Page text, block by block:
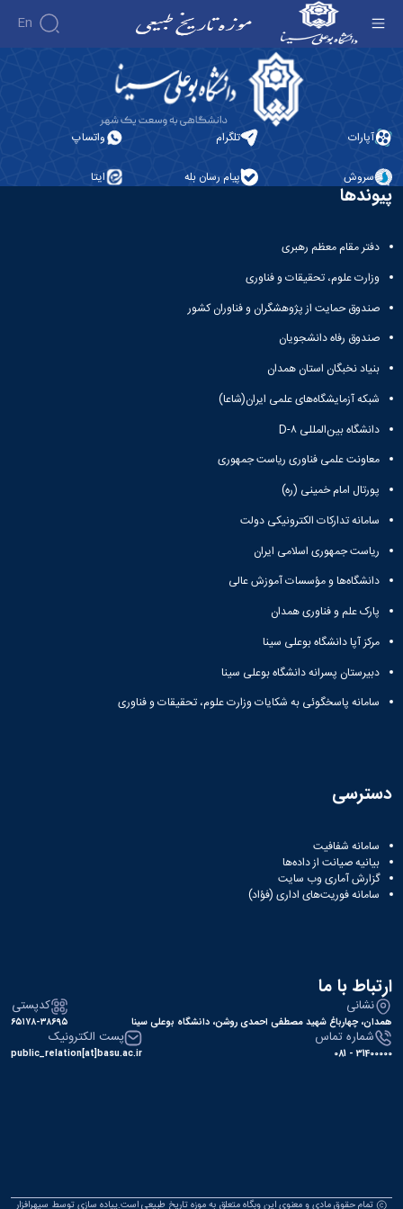
En
موزه
مدیریت
کارکنان
پیشین
سالن
معرفی
سالن
فضاهای
تصاویر
ارتباط
تماس
با
بازدید دانش آموزی - موزه تاریخ طبیعی
آپارات تلگرام واتساپ
سروش پیام رسان بله ایتا
پیوندها
دفتر مقام معظم رهبری
وزارت علوم، تحقیقات و فناوری
صندوق حمایت از پژوهشگران و فناوران کشور
صندوق رفاه دانشجویان
بنیاد نخبگان استان همدان
شبکه آزمایشگاه‌های علمی ایران(شاعا)
دانشگاه بین‌المللی D-۸
معاونت علمی فناوری ریاست جمهوری
پورتال امام خمینی (ره)
سامانه تدارکات الکترونیکی دولت
ریاست جمهوری اسلامی ایران
دانشگاه‌ها و مؤسسات آموزش عالی
پارک علم و فناوری همدان
مرکز آپا دانشگاه بوعلی سینا
دبیرستان پسرانه دانشگاه بوعلی سینا
سامانه پاسخگوئی به شکایات وزارت علوم، تحقیقات و فناوری
دسترسی
سامانه شفافیت
بیانیه صیانت از داده‌ها
گزارش آماری وب‌ سایت
سامانه فوریت‌های اداری (فؤاد)
ارتباط با ما
نشانی
همدان، چهارباغ شهید مصطفی احمدی روشن، دانشگاه بوعلی سینا
کدپستی
۶۵۱۷۸-۳۸۶۹۵
شماره تماس
31400000 - 081
پست الکترونیک
public_relation[at]basu.ac.ir
تمام حقوق مادی و معنوی این وبگاه متعلق به موزه تاریخ طبیعی است.پیاده سازی توسط سپهرافزار